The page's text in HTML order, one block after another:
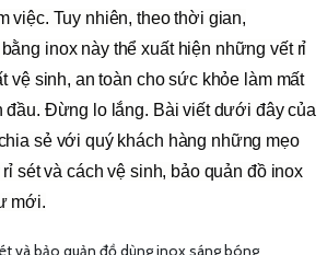
việc. Tuy nhiên, theo thời gian,
inox này thể xuất hiện những vết rỉ
vệ sinh, an toàn cho sức khỏe làm mất
đầu. Đừng lo lắng. Bài viết dưới đây của
sẻ với quý khách hàng những mẹo
sét và cách vệ sinh, bảo quản đồ inox
mới.